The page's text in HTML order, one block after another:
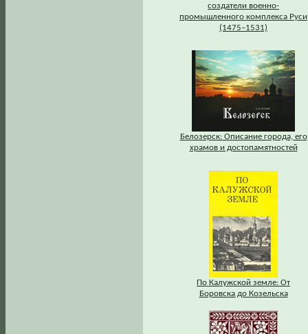
создатели военно-
промышленного комплекса Руси
(1475–1531)
Белозерск: Описание города, его
храмов и достопамятностей
По Калужской земле: От
Боровска до Козельска